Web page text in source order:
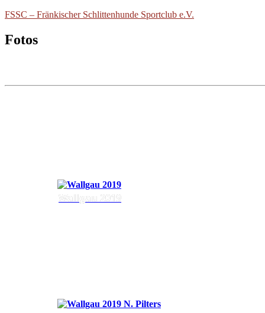
FSSC – Fränkischer Schlittenhunde Sportclub e.V.
Fotos
Wallgau 2019